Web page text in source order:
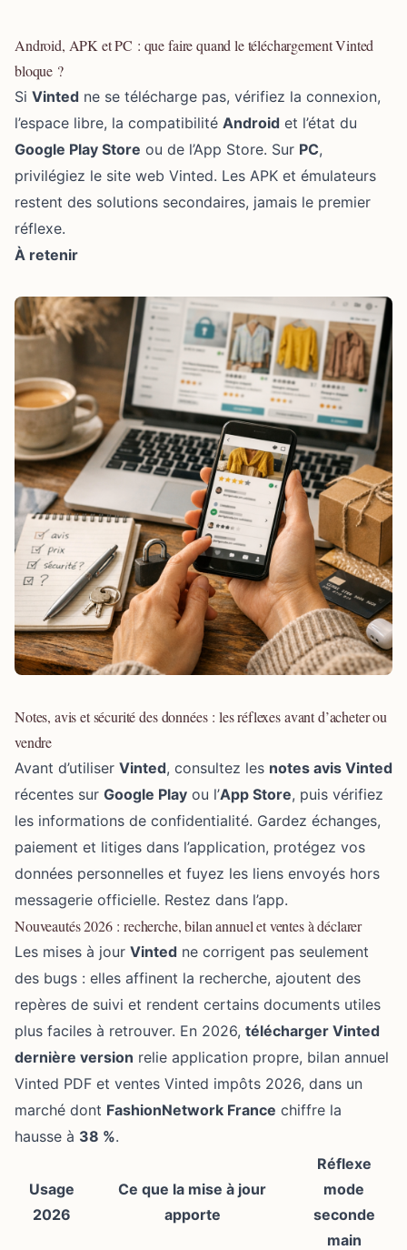
Android, APK et PC : que faire quand le téléchargement Vinted
bloque ?
Si Vinted ne se télécharge pas, vérifiez la connexion,
l’espace libre, la compatibilité Android et l’état du
Google Play Store ou de l’App Store. Sur PC,
privilégiez le site web Vinted. Les APK et émulateurs
restent des solutions secondaires, jamais le premier
réflexe.
À retenir
Notes, avis et sécurité des données : les réflexes avant d’acheter ou
vendre
Avant d’utiliser Vinted, consultez les notes avis Vinted
récentes sur Google Play ou l’App Store, puis vérifiez
les informations de confidentialité. Gardez échanges,
paiement et litiges dans l’application, protégez vos
données personnelles et fuyez les liens envoyés hors
messagerie officielle. Restez dans l’app.
Nouveautés 2026 : recherche, bilan annuel et ventes à déclarer
Les mises à jour Vinted ne corrigent pas seulement
des bugs : elles affinent la recherche, ajoutent des
repères de suivi et rendent certains documents utiles
plus faciles à retrouver. En 2026, télécharger Vinted
dernière version relie application propre, bilan annuel
Vinted PDF et ventes Vinted impôts 2026, dans un
marché dont FashionNetwork France chiffre la
hausse à 38 %.
Usage
2026
Ce que la mise à jour
apporte
Réflexe
mode
seconde
main